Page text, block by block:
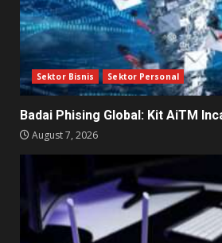
Sektor Bisnis Sektor Personal
Badai Phising Global: Kit AiTM
August 7, 2026